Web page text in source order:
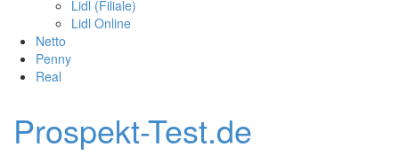
Lidl (Filiale)
Lidl Online
Netto
Penny
Real
Prospekt-Test.de